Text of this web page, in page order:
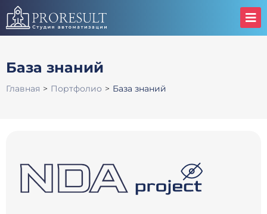
База знаний
Главная > Портфолио > База знаний